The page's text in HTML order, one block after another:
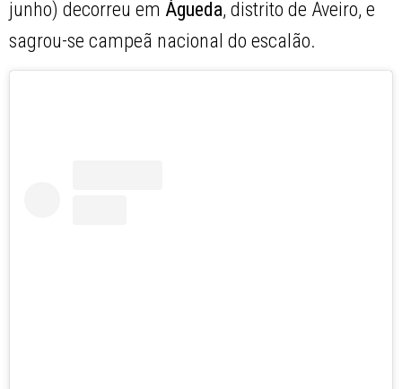
junho) decorreu em Águeda, distrito de Aveiro, e
sagrou-se campeã nacional do escalão.